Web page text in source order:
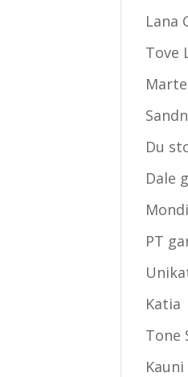
Lana
Tove
Du
Dale
PT
Katia
Tone
Kauni